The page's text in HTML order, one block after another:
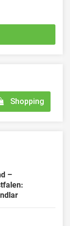
Shopping
–